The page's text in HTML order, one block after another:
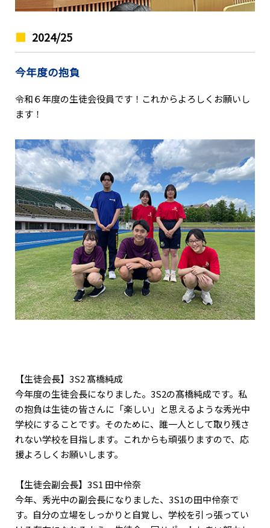
2024/25
今年度の抱負
令和６年度の生徒会役員です！これからよろしくお願いし
ます！
【生徒会長】3S2 髙橋純成
今年度の生徒会長になりました。3S2の髙橋純成です。私
の抱負は生徒の皆さんに「楽しい」と思えるような秀光中
学校にすることです。そのために、誰一人として取り残さ
れない学校を目指します。これからも頑張りますので、応
援よろしくお願いします。
【生徒会副会長】3S1 田中伶奈
今年、秀光中の副会長になりました、3S1の田中伶奈で
す。自分の立場をしっかりと自覚し、学校を引っ張ってい